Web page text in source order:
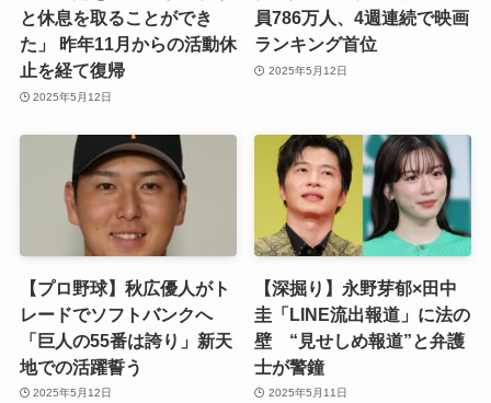
と休息を取ることができ
た」 昨年11月からの活動休
止を経て復帰
2025年5月12日
員786万人、4週連続で映画
ランキング首位
2025年5月12日
【プロ野球】秋広優人がト
レードでソフトバンクへ
「巨人の55番は誇り」新天
地での活躍誓う
2025年5月12日
【深掘り】永野芽郁×田中
圭「LINE流出報道」に法の
壁 “見せしめ報道”と弁護
士が警鐘
2025年5月11日